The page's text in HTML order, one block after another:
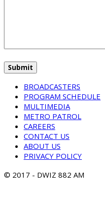
BROADCASTERS
PROGRAM SCHEDULE
MULTIMEDIA
METRO PATROL
CAREERS
CONTACT US
ABOUT US
PRIVACY POLICY
© 2017 - DWIZ 882 AM